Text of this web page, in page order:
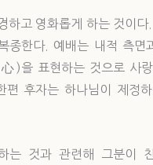
하고 영화롭게 하는 것이
종한다. 예배는 내적 측면
)을 표현하는 것으로 사
편 후자는 하나님이 제정
는 것과 관련해 그분이